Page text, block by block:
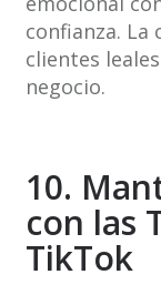
confianza. La
clientes
negocio.
10.
con las
TikTok